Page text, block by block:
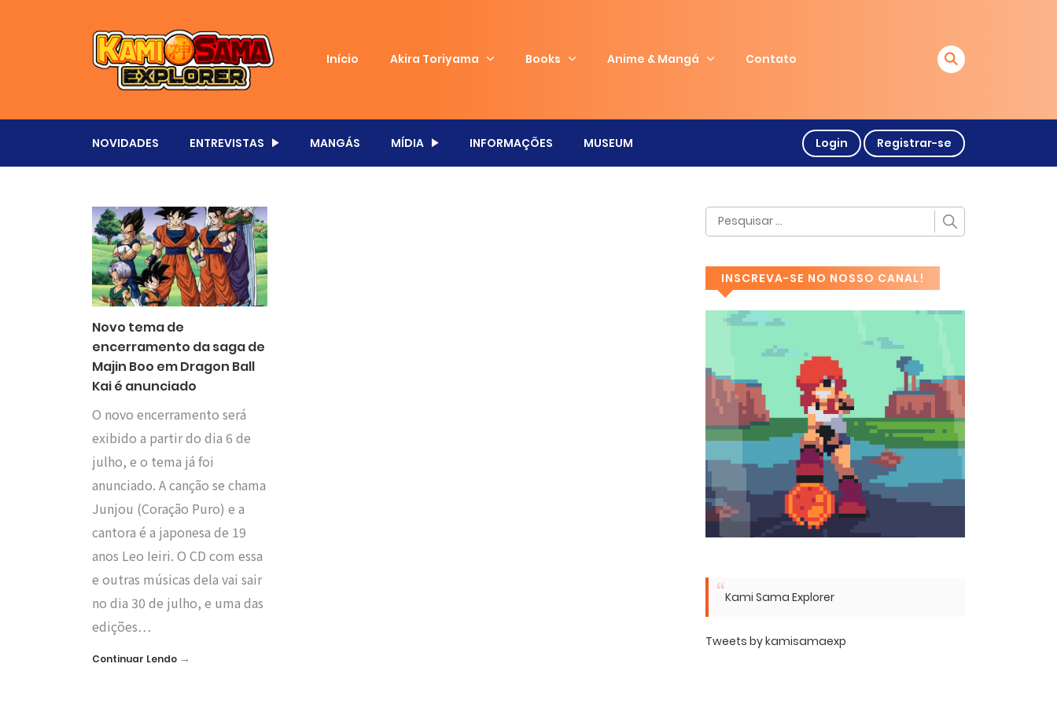
Início Akira Toriyama Books Anime & Mangá Contato
NOVIDADES ENTREVISTAS MANGÁS MÍDIA INFORMAÇÕES MUSEUM Login Registrar-se
Novo tema de
encerramento da saga de
Majin Boo em Dragon Ball
Kai é anunciado
O novo encerramento será
exibido a partir do dia 6 de
julho, e o tema já foi
anunciado. A canção se chama
Junjou (Coração Puro) e a
cantora é a japonesa de 19
anos Leo Ieiri. O CD com essa
e outras músicas dela vai sair
no dia 30 de julho, e uma das
edições…
Continuar Lendo →
INSCREVA-SE NO NOSSO CANAL!
Kami Sama Explorer
Tweets by kamisamaexp